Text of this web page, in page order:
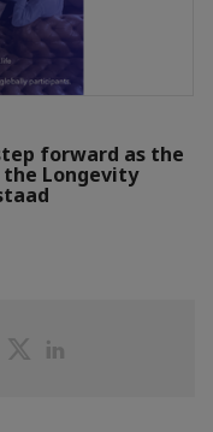
forward as the
Longevity
PartagerPartager